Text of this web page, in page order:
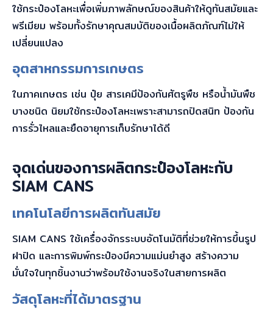
ใช้กระป๋องโลหะเพื่อเพิ่มภาพลักษณ์ของสินค้าให้ดูทันสมัยและ
พรีเมียม พร้อมทั้งรักษาคุณสมบัติของเนื้อผลิตภัณฑ์ไม่ให้
เปลี่ยนแปลง
อุตสาหกรรมการเกษตร
ในภาคเกษตร เช่น ปุ๋ย สารเคมีป้องกันศัตรูพืช หรือน้ำมันพืช
บางชนิด นิยมใช้กระป๋องโลหะเพราะสามารถปิดสนิท ป้องกัน
การรั่วไหลและยืดอายุการเก็บรักษาได้ดี
จุดเด่นของการผลิตกระป๋องโลหะกับ
SIAM CANS
เทคโนโลยีการผลิตทันสมัย
SIAM CANS ใช้เครื่องจักรระบบอัตโนมัติที่ช่วยให้การขึ้นรูป
ฝาปิด และการพิมพ์กระป๋องมีความแม่นยำสูง สร้างความ
มั่นใจในทุกชิ้นงานว่าพร้อมใช้งานจริงในสายการผลิต
วัสดุโลหะที่ได้มาตรฐาน